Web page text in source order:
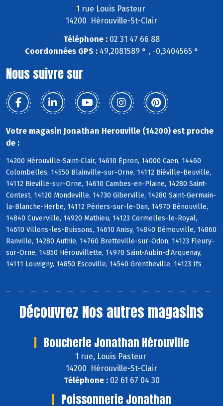
1 rue Louis Pasteur
14200 Hérouville-St-Clair
Téléphone : 02 31 47 66 88
Coordonnées GPS :49,2081589 ° , -0,3404565 °
Nous suivre sur
Votre magasin Jonathan Herouville (14200) est proche
de :
14200 Hérouville-Saint-Clair, 14610 Épron, 14000 Caen, 14460
Colombelles, 14550 Blainville-sur-Orne, 14112 Biéville-Beuville,
14112 Bieville-sur-Orne, 14610 Cambes-en-Plaine, 14280 Saint-
Contest, 14120 Mondeville, 14730 Giberville, 14280 Saint-Germain-
la-Blanche-Herbe, 14112 Périers-sur-le-Dan, 14970 Bénouville,
14840 Cuverville, 14920 Mathieu, 14123 Cormelles-le-Royal,
14610 Villons-les-Buissons, 14610 Anisy, 14840 Démouville, 14860
Ranville, 14280 Authie, 14760 Bretteville-sur-Odon, 14123 Fleury-
sur-Orne, 14850 Hérouvillette, 14970 Saint-Aubin-d'Arquenay,
14111 Louvigny, 14850 Escoville, 14540 Grentheville, 14123 Ifs
Découvrez Nos autres magasins
Boucherie Jonathan Hérouville
1 rue, Louis Pasteur
14200 Hérouville-St-Clair
Téléphone :02 61 67 04 30
Poissonnerie Jonathan